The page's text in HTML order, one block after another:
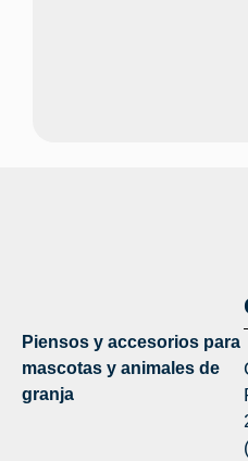
Piensos y accesorios para
mascotas y animales de
granja